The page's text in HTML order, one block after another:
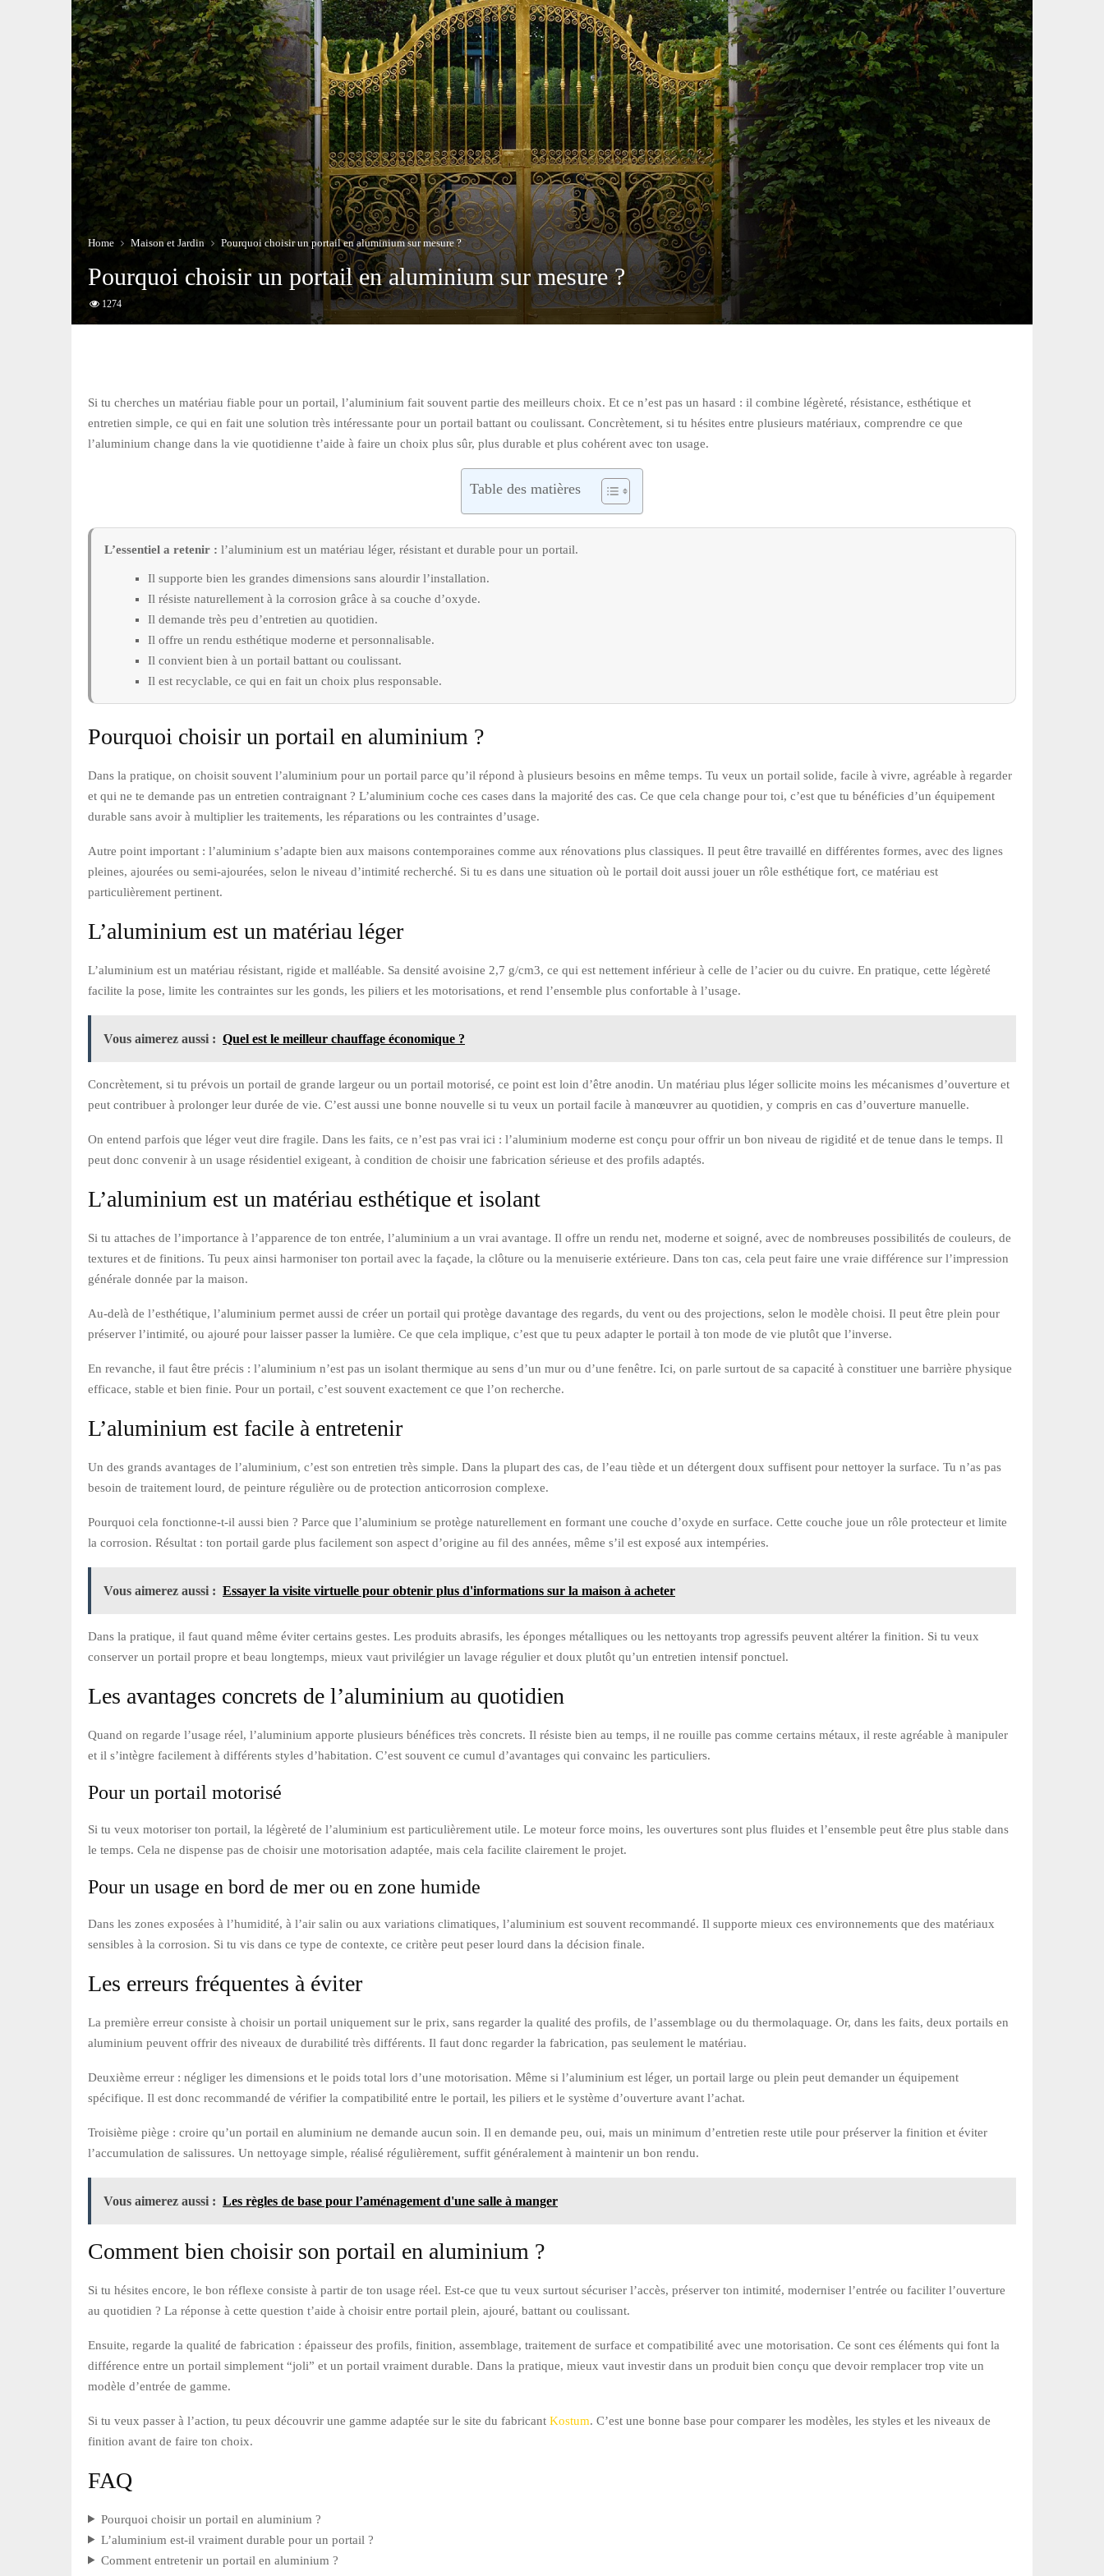
Home Maison et Jardin Pourquoi choisir un portail en aluminium sur mesure ?
Pourquoi choisir un portail en aluminium sur mesure ?
1274
Si tu cherches un matériau fiable pour un portail, l’aluminium fait souvent partie des meilleurs choix. Et ce n’est pas un hasard : il combine légèreté, résistance, esthétique et
entretien simple, ce qui en fait une solution très intéressante pour un portail battant ou coulissant. Concrètement, si tu hésites entre plusieurs matériaux, comprendre ce que
l’aluminium change dans la vie quotidienne t’aide à faire un choix plus sûr, plus durable et plus cohérent avec ton usage.
Table des matières
L’essentiel a retenir : l’aluminium est un matériau léger, résistant et durable pour un portail.
Il supporte bien les grandes dimensions sans alourdir l’installation.
Il résiste naturellement à la corrosion grâce à sa couche d’oxyde.
Il demande très peu d’entretien au quotidien.
Il offre un rendu esthétique moderne et personnalisable.
Il convient bien à un portail battant ou coulissant.
Il est recyclable, ce qui en fait un choix plus responsable.
Pourquoi choisir un portail en aluminium ?
Dans la pratique, on choisit souvent l’aluminium pour un portail parce qu’il répond à plusieurs besoins en même temps. Tu veux un portail solide, facile à vivre, agréable à regarder
et qui ne te demande pas un entretien contraignant ? L’aluminium coche ces cases dans la majorité des cas. Ce que cela change pour toi, c’est que tu bénéficies d’un équipement
durable sans avoir à multiplier les traitements, les réparations ou les contraintes d’usage.
Autre point important : l’aluminium s’adapte bien aux maisons contemporaines comme aux rénovations plus classiques. Il peut être travaillé en différentes formes, avec des lignes
pleines, ajourées ou semi-ajourées, selon le niveau d’intimité recherché. Si tu es dans une situation où le portail doit aussi jouer un rôle esthétique fort, ce matériau est
particulièrement pertinent.
L’aluminium est un matériau léger
L’aluminium est un matériau résistant, rigide et malléable. Sa densité avoisine 2,7 g/cm3, ce qui est nettement inférieur à celle de l’acier ou du cuivre. En pratique, cette légèreté
facilite la pose, limite les contraintes sur les gonds, les piliers et les motorisations, et rend l’ensemble plus confortable à l’usage.
Vous aimerez aussi : Quel est le meilleur chauffage économique ?
Concrètement, si tu prévois un portail de grande largeur ou un portail motorisé, ce point est loin d’être anodin. Un matériau plus léger sollicite moins les mécanismes d’ouverture et
peut contribuer à prolonger leur durée de vie. C’est aussi une bonne nouvelle si tu veux un portail facile à manœuvrer au quotidien, y compris en cas d’ouverture manuelle.
On entend parfois que léger veut dire fragile. Dans les faits, ce n’est pas vrai ici : l’aluminium moderne est conçu pour offrir un bon niveau de rigidité et de tenue dans le temps. Il
peut donc convenir à un usage résidentiel exigeant, à condition de choisir une fabrication sérieuse et des profils adaptés.
L’aluminium est un matériau esthétique et isolant
Si tu attaches de l’importance à l’apparence de ton entrée, l’aluminium a un vrai avantage. Il offre un rendu net, moderne et soigné, avec de nombreuses possibilités de couleurs, de
textures et de finitions. Tu peux ainsi harmoniser ton portail avec la façade, la clôture ou la menuiserie extérieure. Dans ton cas, cela peut faire une vraie différence sur l’impression
générale donnée par la maison.
Au-delà de l’esthétique, l’aluminium permet aussi de créer un portail qui protège davantage des regards, du vent ou des projections, selon le modèle choisi. Il peut être plein pour
préserver l’intimité, ou ajouré pour laisser passer la lumière. Ce que cela implique, c’est que tu peux adapter le portail à ton mode de vie plutôt que l’inverse.
En revanche, il faut être précis : l’aluminium n’est pas un isolant thermique au sens d’un mur ou d’une fenêtre. Ici, on parle surtout de sa capacité à constituer une barrière physique
efficace, stable et bien finie. Pour un portail, c’est souvent exactement ce que l’on recherche.
L’aluminium est facile à entretenir
Un des grands avantages de l’aluminium, c’est son entretien très simple. Dans la plupart des cas, de l’eau tiède et un détergent doux suffisent pour nettoyer la surface. Tu n’as pas
besoin de traitement lourd, de peinture régulière ou de protection anticorrosion complexe.
Pourquoi cela fonctionne-t-il aussi bien ? Parce que l’aluminium se protège naturellement en formant une couche d’oxyde en surface. Cette couche joue un rôle protecteur et limite
la corrosion. Résultat : ton portail garde plus facilement son aspect d’origine au fil des années, même s’il est exposé aux intempéries.
Vous aimerez aussi : Essayer la visite virtuelle pour obtenir plus d'informations sur la maison à acheter
Dans la pratique, il faut quand même éviter certains gestes. Les produits abrasifs, les éponges métalliques ou les nettoyants trop agressifs peuvent altérer la finition. Si tu veux
conserver un portail propre et beau longtemps, mieux vaut privilégier un lavage régulier et doux plutôt qu’un entretien intensif ponctuel.
Les avantages concrets de l’aluminium au quotidien
Quand on regarde l’usage réel, l’aluminium apporte plusieurs bénéfices très concrets. Il résiste bien au temps, il ne rouille pas comme certains métaux, il reste agréable à manipuler
et il s’intègre facilement à différents styles d’habitation. C’est souvent ce cumul d’avantages qui convainc les particuliers.
Pour un portail motorisé
Si tu veux motoriser ton portail, la légèreté de l’aluminium est particulièrement utile. Le moteur force moins, les ouvertures sont plus fluides et l’ensemble peut être plus stable dans
le temps. Cela ne dispense pas de choisir une motorisation adaptée, mais cela facilite clairement le projet.
Pour un usage en bord de mer ou en zone humide
Dans les zones exposées à l’humidité, à l’air salin ou aux variations climatiques, l’aluminium est souvent recommandé. Il supporte mieux ces environnements que des matériaux
sensibles à la corrosion. Si tu vis dans ce type de contexte, ce critère peut peser lourd dans la décision finale.
Les erreurs fréquentes à éviter
La première erreur consiste à choisir un portail uniquement sur le prix, sans regarder la qualité des profils, de l’assemblage ou du thermolaquage. Or, dans les faits, deux portails en
aluminium peuvent offrir des niveaux de durabilité très différents. Il faut donc regarder la fabrication, pas seulement le matériau.
Deuxième erreur : négliger les dimensions et le poids total lors d’une motorisation. Même si l’aluminium est léger, un portail large ou plein peut demander un équipement
spécifique. Il est donc recommandé de vérifier la compatibilité entre le portail, les piliers et le système d’ouverture avant l’achat.
Troisième piège : croire qu’un portail en aluminium ne demande aucun soin. Il en demande peu, oui, mais un minimum d’entretien reste utile pour préserver la finition et éviter
l’accumulation de salissures. Un nettoyage simple, réalisé régulièrement, suffit généralement à maintenir un bon rendu.
Vous aimerez aussi : Les règles de base pour l’aménagement d'une salle à manger
Comment bien choisir son portail en aluminium ?
Si tu hésites encore, le bon réflexe consiste à partir de ton usage réel. Est-ce que tu veux surtout sécuriser l’accès, préserver ton intimité, moderniser l’entrée ou faciliter l’ouverture
au quotidien ? La réponse à cette question t’aide à choisir entre portail plein, ajouré, battant ou coulissant.
Ensuite, regarde la qualité de fabrication : épaisseur des profils, finition, assemblage, traitement de surface et compatibilité avec une motorisation. Ce sont ces éléments qui font la
différence entre un portail simplement “joli” et un portail vraiment durable. Dans la pratique, mieux vaut investir dans un produit bien conçu que devoir remplacer trop vite un
modèle d’entrée de gamme.
Si tu veux passer à l’action, tu peux découvrir une gamme adaptée sur le site du fabricant Kostum. C’est une bonne base pour comparer les modèles, les styles et les niveaux de
finition avant de faire ton choix.
FAQ
Pourquoi choisir un portail en aluminium ?
L’aluminium est-il vraiment durable pour un portail ?
Comment entretenir un portail en aluminium ?